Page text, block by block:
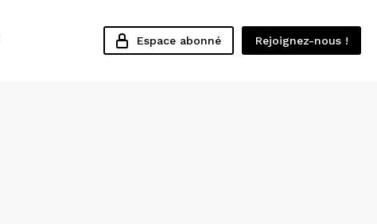
Espace abonné Rejoignez-nous !